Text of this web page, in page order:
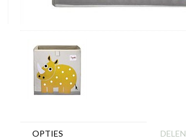
OPTIES DELEN